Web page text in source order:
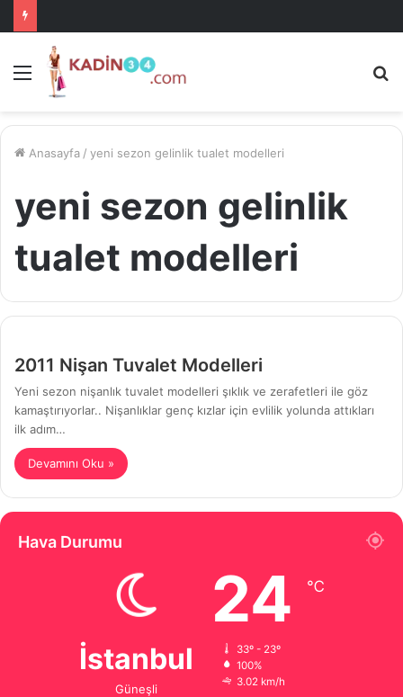
Menü
Anasayfa / yeni sezon gelinlik tualet modelleri
yeni sezon gelinlik
tualet modelleri
2011 Nişan Tuvalet Modelleri
Yeni sezon nişanlık tuvalet modelleri şıklık ve zerafetleri ile göz
kamaştırıyorlar.. Nişanlıklar genç kızlar için evlilik yolunda attıkları
ilk adım…
Devamını Oku »
Hava Durumu
İstanbul
Güneşli
24 ℃
33º - 23º
100%
3.02 km/h